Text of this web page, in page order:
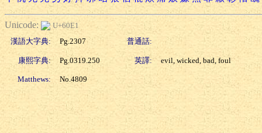
Unicode:
U+60E1
漢語大字典:
Pg.2307 普通話:
康熙字典: Pg.0319.250 英譯: evil, wicked, bad, foul
Matthews: No.4809